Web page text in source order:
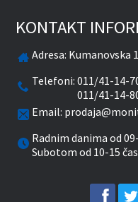
KONTAKT
Adresa: Kumanovska
Telefoni:011/41-14-
011/41-14-
Email:
Radnim danima od
Subotom od 10-15
facebook